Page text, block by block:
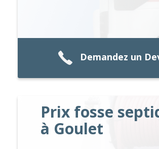
Demandez un
Prix fosse
à Goulet